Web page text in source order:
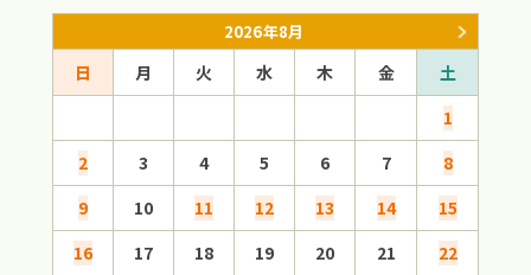
2026年8月
日 月 火 水 木 金
土
1
2
3 4 5 6 7
8
9
10 11 12 13 14
15
16
17 18 19 20 21
22